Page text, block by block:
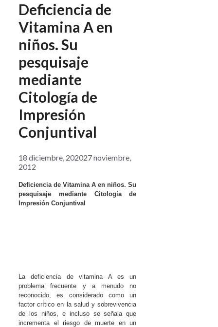
Deficiencia de
Vitamina A en
niños. Su
pesquisaje
mediante
Citología de
Impresión
Conjuntival
18 diciembre, 202027 noviembre,
2012
Deficiencia de Vitamina A en niños. Su
pesquisaje mediante Citología de
Impresión Conjuntival
La deficiencia de vitamina A es un
problema frecuente y a menudo no
reconocido, es considerado como un
factor crítico en la salud y sobrevivencia
de los niños, e incluso se señala que
incrementa el riesgo de muerte en un